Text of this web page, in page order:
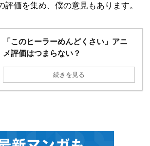
評価を集め、僕の意見もあります。
「このヒーラーめんどくさい」アニ
メ評価はつまらない？
続きを見る